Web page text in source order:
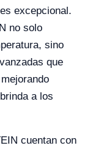
excepcional.
no solo
sino
que
a los
cuentan con